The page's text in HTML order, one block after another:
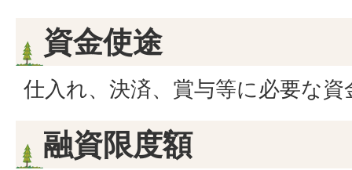
資金使途
仕入れ、決済、賞与等に必要な資
融資限度額